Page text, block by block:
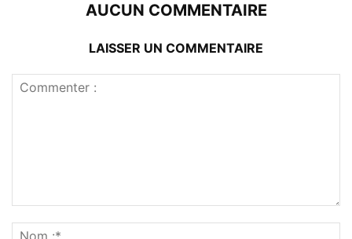
AUCUN COMMENTAIRE
LAISSER UN COMMENTAIRE